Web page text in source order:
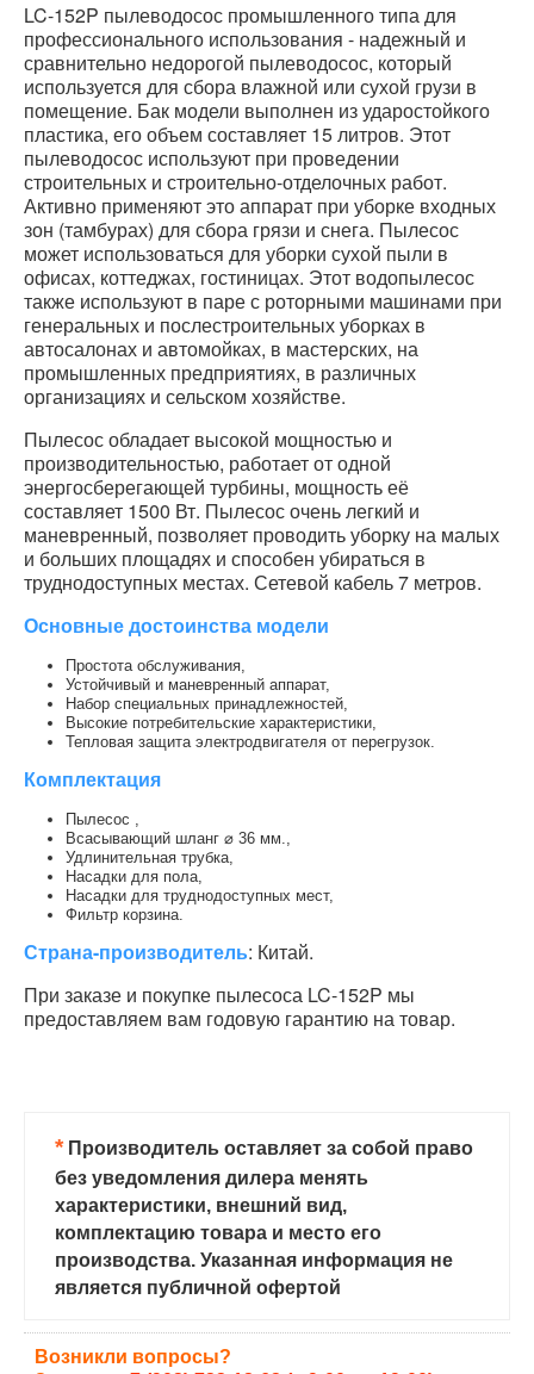
LC-152P пылеводосос промышленного типа для
профессионального использования - надежный и
сравнительно недорогой пылеводосос, который
используется для сбора влажной или сухой грузи в
помещение. Бак модели выполнен из ударостойкого
пластика, его объем составляет 15 литров. Этот
пылеводосос используют при проведении
строительных и строительно-отделочных работ.
Активно применяют это аппарат при уборке входных
зон (тамбурах) для сбора грязи и снега. Пылесос
может использоваться для уборки сухой пыли в
офисах, коттеджах, гостиницах. Этот водопылесос
также используют в паре с роторными машинами при
генеральных и послестроительных уборках в
автосалонах и автомойках, в мастерских, на
промышленных предприятиях, в различных
организациях и сельском хозяйстве.
Пылесос обладает высокой мощностью и
производительностью, работает от одной
энергосберегающей турбины, мощность её
составляет 1500 Вт. Пылесос очень легкий и
маневренный, позволяет проводить уборку на малых
и больших площадях и способен убираться в
труднодоступных местах. Сетевой кабель 7 метров.
Основные достоинства модели
Простота обслуживания,
Устойчивый и маневренный аппарат,
Набор специальных принадлежностей,
Высокие потребительские характеристики,
Тепловая защита электродвигателя от перегрузок.
Комплектация
Пылесос ,
Всасывающий шланг ⌀ 36 мм.,
Удлинительная трубка,
Насадки для пола,
Насадки для труднодоступных мест,
Фильтр корзина.
Страна-производитель: Китай.
При заказе и покупке пылесоса LC-152P мы
предоставляем вам годовую гарантию на товар.
*Производитель оставляет за собой право
без уведомления дилера менять
характеристики, внешний вид,
комплектацию товара и место его
производства. Указанная информация не
является публичной офертой
Возникли вопросы?